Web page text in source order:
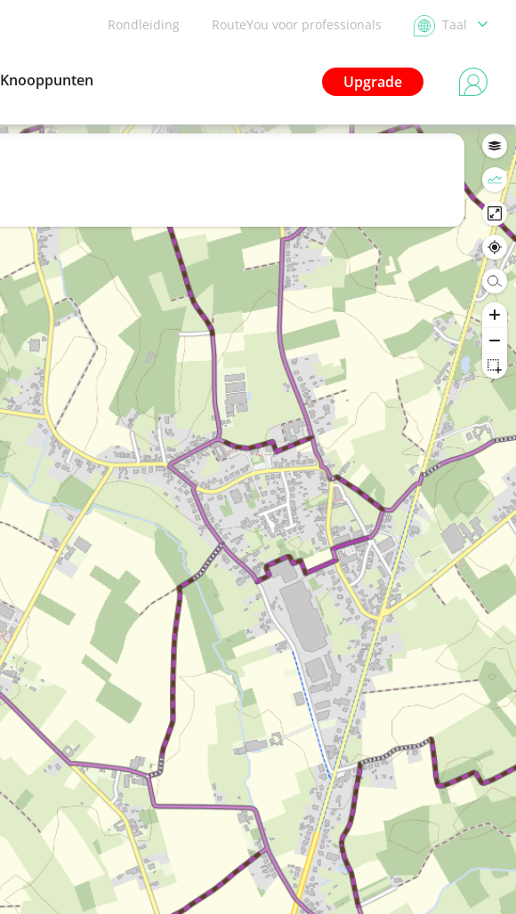
Rondleiding RouteYou voor professionals Taal
Upgrade
Knooppunten